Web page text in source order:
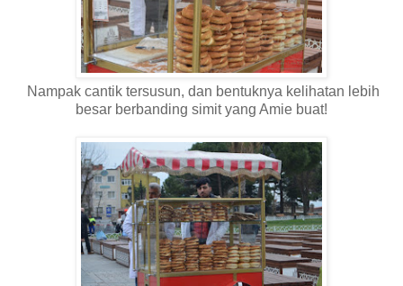
Nampak cantik tersusun, dan bentuknya kelihatan lebih
besar berbanding simit yang Amie buat!